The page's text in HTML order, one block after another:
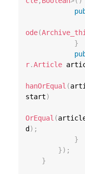
ode(
}
r.Article
hanOrEqual (
start)
OrEqual (
d ) ;
}
}) ;
}